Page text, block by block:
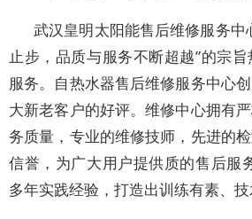
武汉皇明太阳能售后维修服务中
止步，品质与服务不断超越”的宗
服务。自热水器售后维修服务中心
大新老客户的好评。维修中心拥有
务质量，专业的维修技师，先进的
信誉，为广大用户提供质的售后服
多年实践经验，打造出训练有素、技